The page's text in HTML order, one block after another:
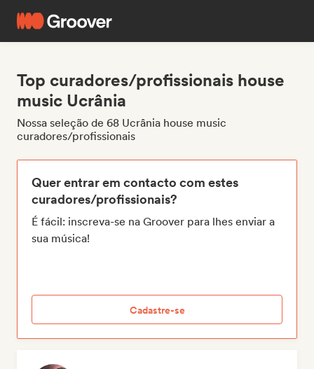
Top curadores/profissionais house
music Ucrânia
Nossa seleção de 68 Ucrânia house music
curadores/profissionais
Quer entrar em contacto com estes
curadores/profissionais?
É fácil: inscreva-se na Groover para lhes enviar a
sua música!
Cadastre-se